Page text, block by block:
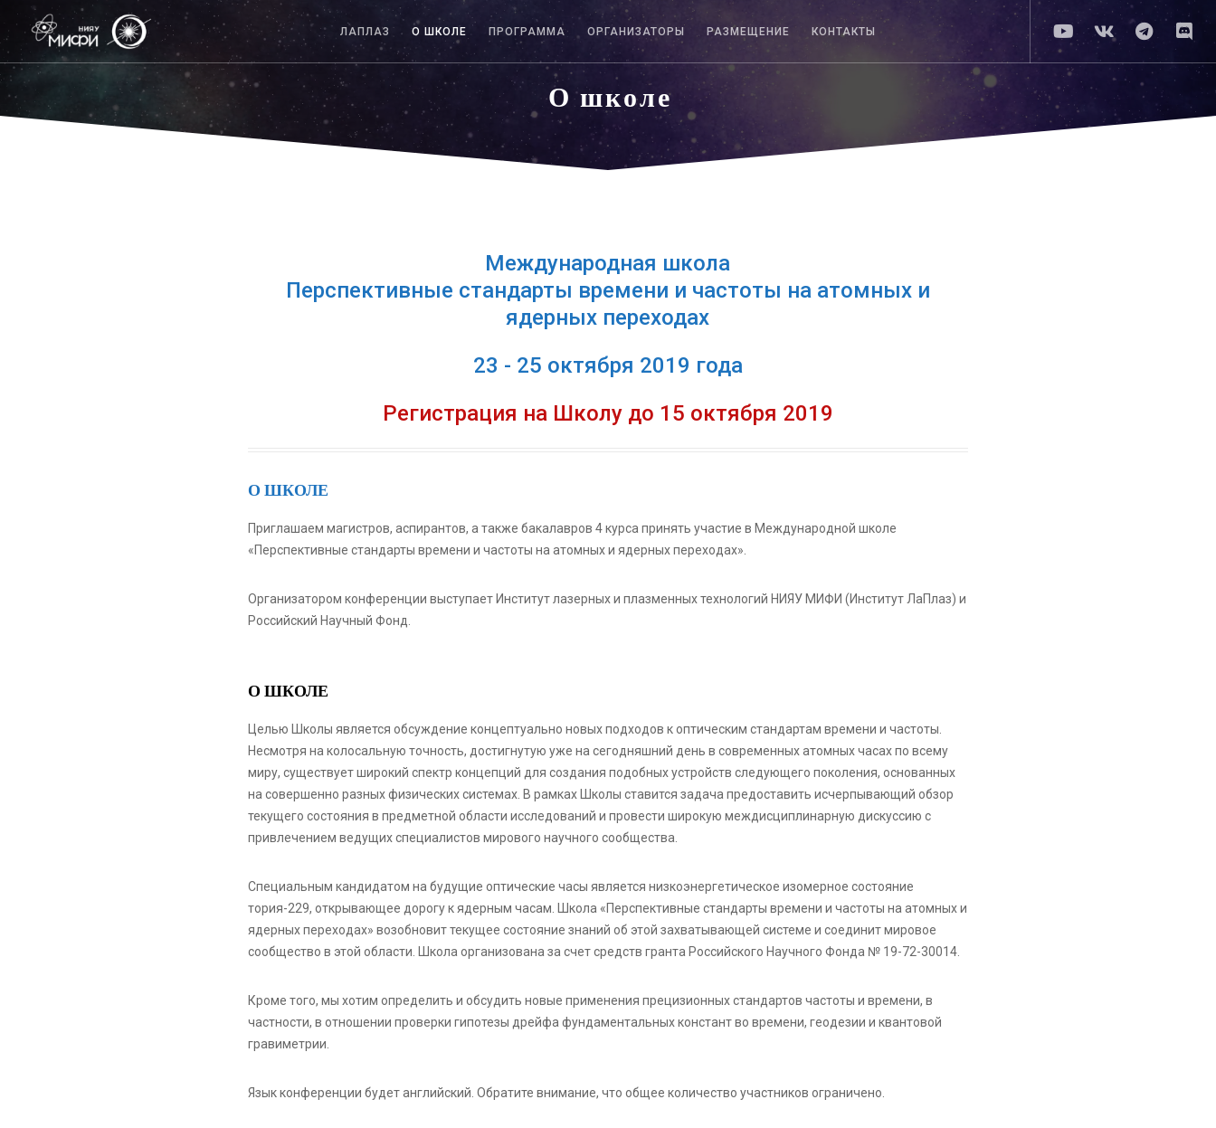
ЛАПЛАЗ О ШКОЛЕ ПРОГРАММА ОРГАНИЗАТОРЫ РАЗМЕЩЕНИЕ КОНТАКТЫ
О ш к о л е
Международная школа
Перспективные стандарты времени и частоты на атомных и
ядерных переходах
23 - 25 октября 2019 года
Регистрация на Школу до 15 октября 2019
О ШКОЛЕ
Приглашаем магистров, аспирантов, а также бакалавров 4 курса принять участие в Международной школе
«Перспективные стандарты времени и частоты на атомных и ядерных переходах».
Организатором конференции выступает Институт лазерных и плазменных технологий НИЯУ МИФИ (Институт ЛаПлаз) и
Российский Научный Фонд.
О ШКОЛЕ
Целью Школы является обсуждение концептуально новых подходов к оптическим стандартам времени и частоты.
Несмотря на колосальную точность, достигнутую уже на сегодняшний день в современных атомных часах по всему
миру, существует широкий спектр концепций для создания подобных устройств следующего поколения, основанных
на совершенно разных физических системах. В рамках Школы ставится задача предоставить исчерпывающий обзор
текущего состояния в предметной области исследований и провести широкую междисциплинарную дискуссию с
привлечением ведущих специалистов мирового научного сообщества.
Специальным кандидатом на будущие оптические часы является низкоэнергетическое изомерное состояние
тория-229, открывающее дорогу к ядерным часам. Школа «Перспективные стандарты времени и частоты на атомных и
ядерных переходах» возобновит текущее состояние знаний об этой захватывающей системе и соединит мировое
сообщество в этой области. Школа организована за счет средств гранта Российского Научного Фонда № 19-72-30014.
Кроме того, мы хотим определить и обсудить новые применения прецизионных стандартов частоты и времени, в
частности, в отношении проверки гипотезы дрейфа фундаментальных констант во времени, геодезии и квантовой
гравиметрии.
Язык конференции будет английский. Обратите внимание, что общее количество участников ограничено.